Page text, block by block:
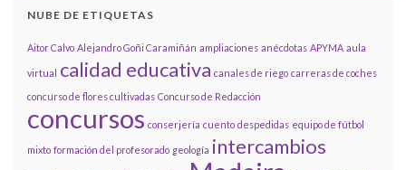
NUBE DE ETIQUETAS
Aitor Calvo Alejandro Goñi Caramiñán ampliaciones anécdotas APYMA aula
virtual calidad educativa canales de riego carreras de coches
concurso de flores cultivadas Concurso de Redacción
concursos conserjería cuento despedidas equipo de fútbol
mixto formación del profesorado geología intercambios